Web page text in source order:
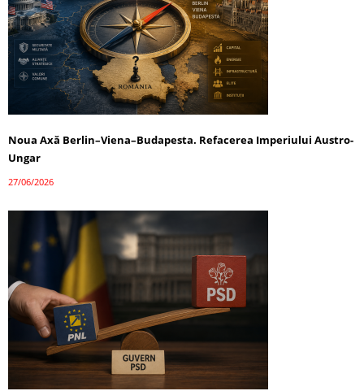
Noua Axă Berlin–Viena–Budapesta. Refacerea Imperiului Austro-
Ungar
27/06/2026